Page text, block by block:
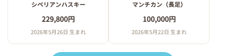
シベリアンハスキー
229,800円
2026年5月26日 生まれ
マンチカン（長足）
100,000円
2026年5月22日 生まれ